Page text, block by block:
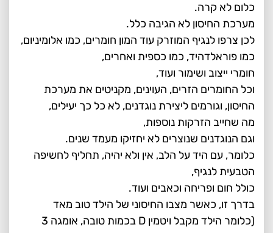
כלום לא קרה.
מערכת החיסון לא הגיבה כלל.
לכן צרפו לנגיף המוזרק עוד המון חומרים, כמו אלומיניום,
כמו פוראלדהיד, כמו כספית ואחרים,
חומרי ייצוב ושימור ועוד,
וכל החומרים הזרים, העוינים, מקניטים את מערכת
החיסון, וגורמים ליצירת נוגדנים, לא כל כך יעילים,
מה שחייב הזרקות נוספות,
וגם הנוגדנים שנוצרים לא יחזיקו מעמד שנים.
כלומר, עם היד על הלב, אין ולא יהיה, תחליף לחשיפה
הטבעית לנגיף,
כולל חום ופריחה וכאבים ועוד.
בדרך זו, כאשר מצבו החיסוני של הילד טוב מאד
(כלומר הילד מקבל ויטמין D בכמות טובה, אומגה 3